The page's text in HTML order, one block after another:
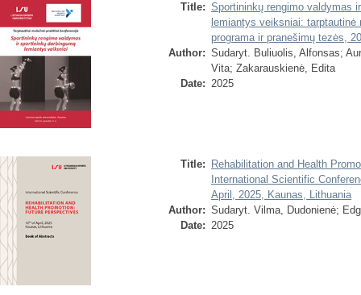
Title: Sportininkų rengimo valdymas
lemiantys veiksniai:
programa ir pranešimų tezės,
Author: Sudaryt. Buliuolis, Alfonsas;
Vita; Zakarauskienė, Edita
Date: 2025
Title:
Rehabilitation and Health
International Scientific
April, 2025, Kaunas, Lithuania
Author: Sudaryt. Vilma, Dudonienė;
Date: 2025